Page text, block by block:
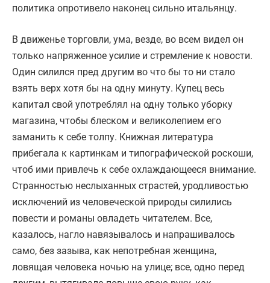
политика опротивело наконец сильно итальянцу.
В движенье торговли, ума, везде, во всем видел он
только напряженное усилие и стремление к новости.
Один силился пред другим во что бы то ни стало
взять верх хотя бы на одну минуту. Купец весь
капитал свой употреблял на одну только уборку
магазина, чтобы блеском и великолепием его
заманить к себе толпу. Книжная литература
прибегала к картинкам и типографической роскоши,
чтоб ими привлечь к себе охлаждающееся внимание.
Странностью неслыханных страстей, уродливостью
исключений из человеческой природы силились
повести и романы овладеть читателем. Все,
казалось, нагло навязывалось и напрашивалось
само, без зазыва, как непотребная женщина,
ловящая человека ночью на улице; все, одно перед